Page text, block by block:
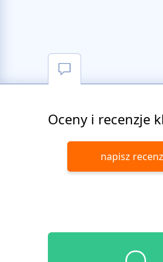
Oceny i recenzje
napisz